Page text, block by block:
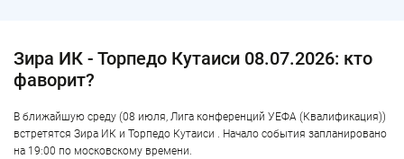
Зира ИК - Торпедо Кутаиси 08.07.2026: кто
фаворит?
В ближайшую среду (08 июля, Лига конференций УЕФА (Квалификация))
встретятся Зира ИК и Торпедо Кутаиси . Начало события запланировано
на 19:00 по московскому времени.